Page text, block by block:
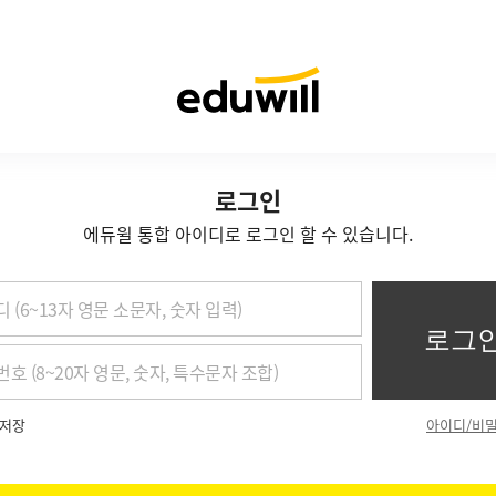
로그인
에듀윌 통합 아이디로 로그인 할 수 있습니다.
장 아이디/비